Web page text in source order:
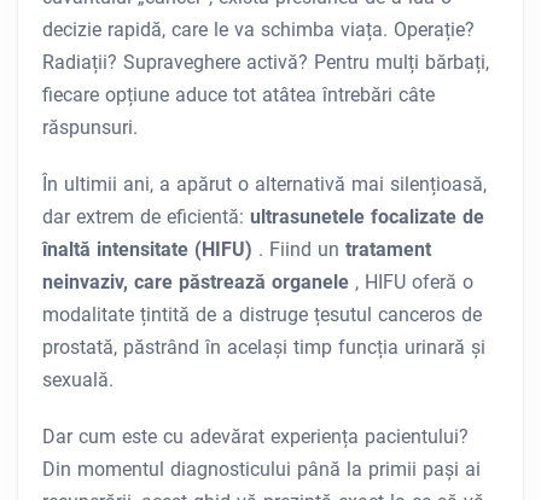
decizie rapidă, care le va schimba viața. Operație?
Radiații? Supraveghere activă? Pentru mulți bărbați,
fiecare opțiune aduce tot atâtea întrebări câte
răspunsuri.
În ultimii ani, a apărut o alternativă mai silențioasă,
dar extrem de eficientă: ultrasunetele focalizate de
înaltă intensitate (HIFU) . Fiind un tratament
neinvaziv, care păstrează organele , HIFU oferă o
modalitate țintită de a distruge țesutul canceros de
prostată, păstrând în același timp funcția urinară și
sexuală.
Dar cum este cu adevărat experiența pacientului?
Din momentul diagnosticului până la primii pași ai